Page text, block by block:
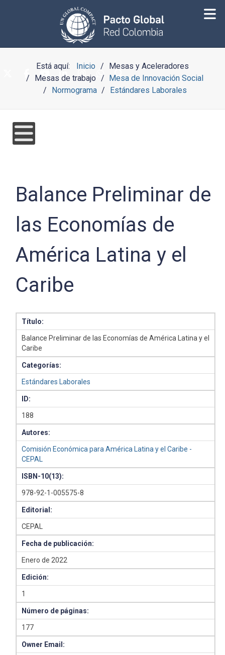
Está aquí: Inicio
Mesas y Aceleradores
Mesas de trabajo
Mesa de Innovación Social
Normograma
Estándares Laborales
Balance Preliminar de
las Economías de
América Latina y el
Caribe
Título:
Balance Preliminar de las Economías de América Latina y el
Caribe
Categorías:
Estándares Laborales
ID:
188
Autores:
Comisión Económica para América Latina y el Caribe -
CEPAL
ISBN-10(13):
978-92-1-005575-8
Editorial:
CEPAL
Fecha de publicación:
Enero de 2022
Edición:
1
Número de páginas:
177
Owner Email: